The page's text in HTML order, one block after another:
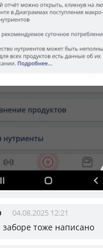
04.08.2025 12:21
заборе тоже написано